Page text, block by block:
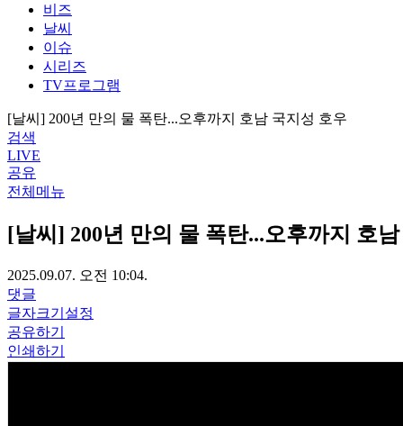
비즈
날씨
이슈
시리즈
TV프로그램
[날씨] 200년 만의 물 폭탄...오후까지 호남 국지성 호우
검색
LIVE
공유
전체메뉴
[날씨] 200년 만의 물 폭탄...오후까지 호
2025.09.07. 오전 10:04.
댓글
글자크기설정
공유하기
인쇄하기